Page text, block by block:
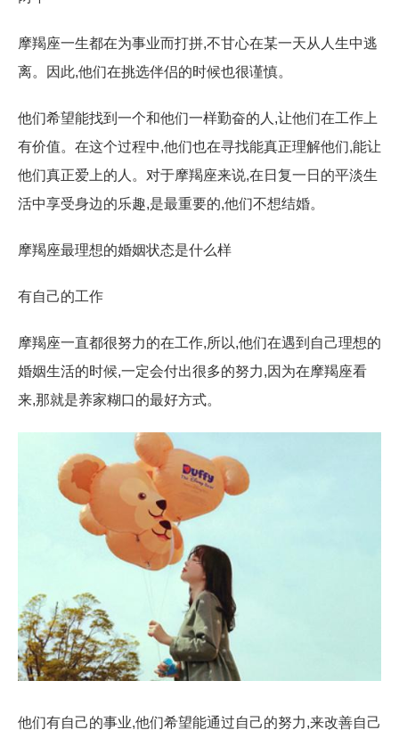
摩羯座一生都在为事业而打拼,不甘心在某一天从人生中逃
离。因此,他们在挑选伴侣的时候也很谨慎。
他们希望能找到一个和他们一样勤奋的人,让他们在工作上
有价值。在这个过程中,他们也在寻找能真正理解他们,能让
他们真正爱上的人。对于摩羯座来说,在日复一日的平淡生
活中享受身边的乐趣,是最重要的,他们不想结婚。
摩羯座最理想的婚姻状态是什么样
有自己的工作
摩羯座一直都很努力的在工作,所以,他们在遇到自己理想的
婚姻生活的时候,一定会付出很多的努力,因为在摩羯座看
来,那就是养家糊口的最好方式。
他们有自己的事业,他们希望能通过自己的努力,来改善自己